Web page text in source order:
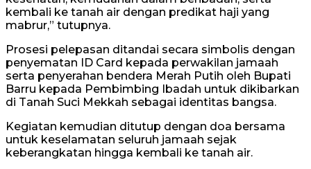
kembali ke tanah air dengan predikat haji yang
mabrur,” tutupnya.
Prosesi pelepasan ditandai secara simbolis dengan
penyematan ID Card kepada perwakilan jamaah
serta penyerahan bendera Merah Putih oleh Bupati
Barru kepada Pembimbing Ibadah untuk dikibarkan
di Tanah Suci Mekkah sebagai identitas bangsa.
Kegiatan kemudian ditutup dengan doa bersama
untuk keselamatan seluruh jamaah sejak
keberangkatan hingga kembali ke tanah air.